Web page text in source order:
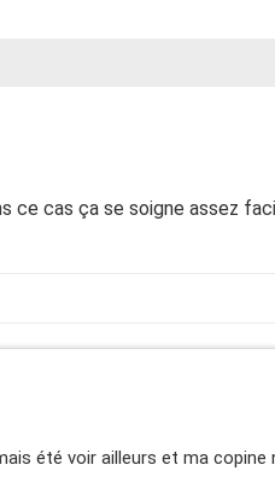
ce cas ça se soigne assez
été voir ailleurs et ma copine